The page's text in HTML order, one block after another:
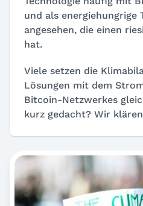
und als energiehungrige
angesehen, die einen
hat.
Viele setzen die
Lösungen mit dem
Bitcoin-Netzwerkes
kurz gedacht? Wir